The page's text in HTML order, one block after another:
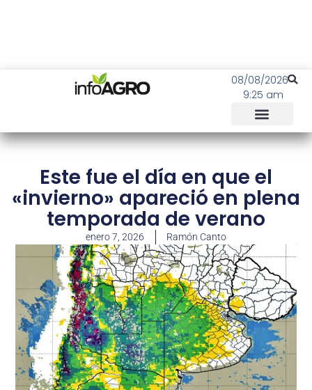
08/08/2026
9:25 am
Este fue el día en que el
«invierno» apareció en plena
temporada de verano
enero 7, 2026 Ramón Canto